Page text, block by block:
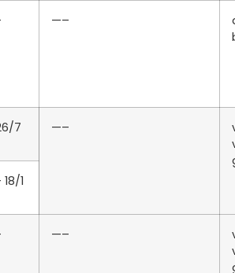
—–
7 —–
1
—–